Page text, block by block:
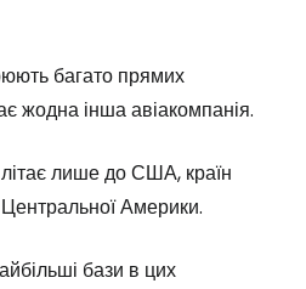
багато прямих
жодна інша авіакомпанія.
лише до США, країн
Америки.
бази в цих